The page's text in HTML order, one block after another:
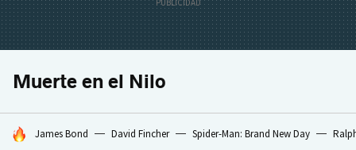
Muerte en el Nilo
HOY SE HABLA DE
James Bond David Fincher Spider-Man: Brand New Day